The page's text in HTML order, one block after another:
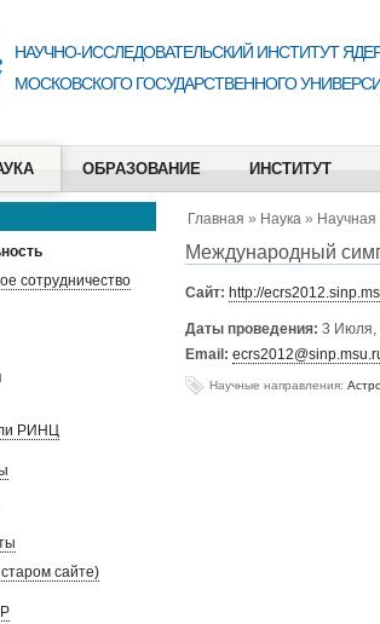
НАУЧНО-ИССЛЕДОВАТЕЛЬСКИЙ ИНСТИТУТ
МОСКОВСКОГО ГОСУДАРСТВЕННОГО
ОБРАЗОВАНИЕ ИНСТИТУТ
сотрудничество
РИНЦ
сайте)
Главная » Наука » Научная
Международный
Сайт: http://
Даты проведения: 3 Июля,
Email:
Научные направления: